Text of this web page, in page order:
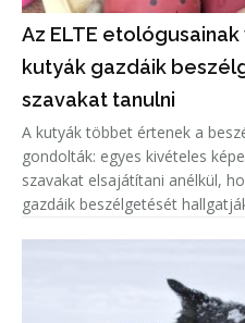
Az ELTE
kutyák gazdáik
szavakat tanulni
A kutyák többet értenek a
gondolták: egyes kivételes
szavakat elsajátítani anélkül,
gazdáik beszélgetését